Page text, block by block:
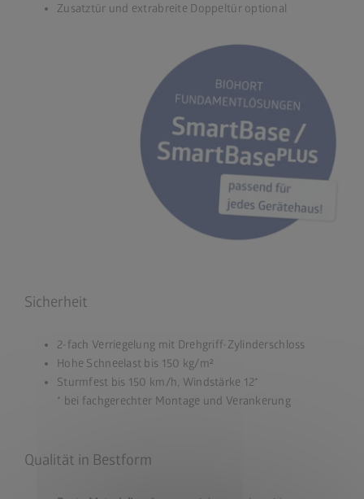
Zusatztür und extrabreite Doppeltür optional
Sicherheit
2-fach Verriegelung mit Drehgriff-Zylinderschloss
Hohe Schneelast bis 150 kg/m²
Sturmfest bis 150 km/h, Windstärke 12*
* bei fachgerechter Montage und Verankerung
Qualität in Bestform